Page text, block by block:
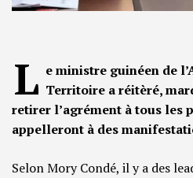
L e ministre guinéen de
Territoire a réitèré,
retirer l’agrément à tous les
appelleront à des
Selon Mory Condé, il y a des